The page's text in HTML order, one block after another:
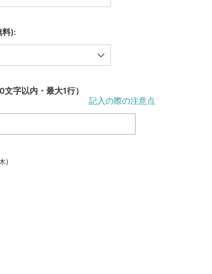
料):
字以内・最大1行）
記入の際の注意点
)